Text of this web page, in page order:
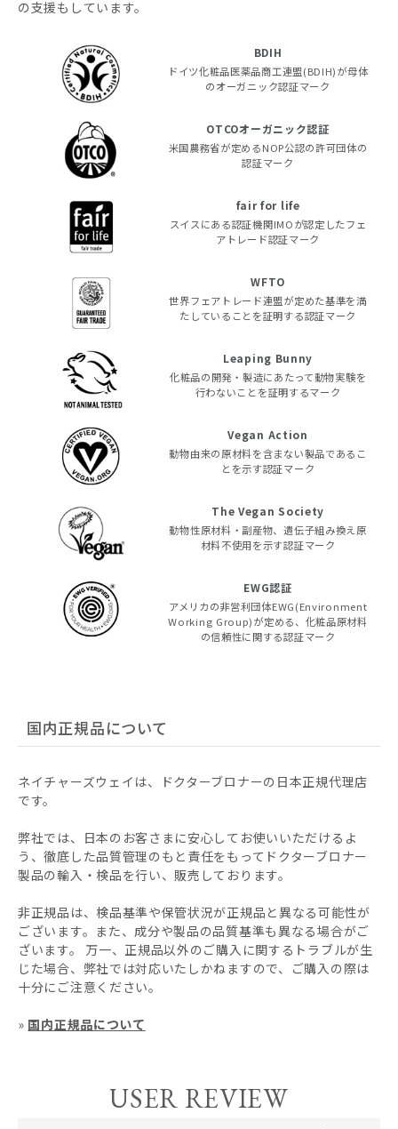
の支援もしています。
BDIH
ドイツ化粧品医薬品商工連盟(BDIH)が母体
のオーガニック認証マーク
OTCOオーガニック認証
米国農務省が定めるNOP公認の許可団体の
認証マーク
fair for life
スイスにある認証機関IMOが認定したフェ
アトレード認証マーク
WFTO
世界フェアトレード連盟が定めた基準を満
たしていることを証明する認証マーク
Leaping Bunny
化粧品の開発・製造にあたって動物実験を
行わないことを証明するマーク
Vegan Action
動物由来の原材料を含まない製品であるこ
とを示す認証マーク
The Vegan Society
動物性原材料・副産物、遺伝子組み換え原
材料不使用を示す認証マーク
EWG認証
アメリカの非営利団体EWG(Environment
Working Group)が定める、化粧品原材料
の信頼性に関する認証マーク
国内正規品について
ネイチャーズウェイは、ドクターブロナーの日本正規代理店
です。
弊社では、日本のお客さまに安心してお使いいただけるよ
う、徹底した品質管理のもと責任をもってドクターブロナー
製品の輸入・検品を行い、販売しております。
非正規品は、検品基準や保管状況が正規品と異なる可能性が
ございます。また、成分や製品の品質基準も異なる場合がご
ざいます。 万一、正規品以外のご購入に関するトラブルが生
じた場合、弊社では対応いたしかねますので、ご購入の際は
十分にご注意ください。
» 国内正規品について
USER REVIEW